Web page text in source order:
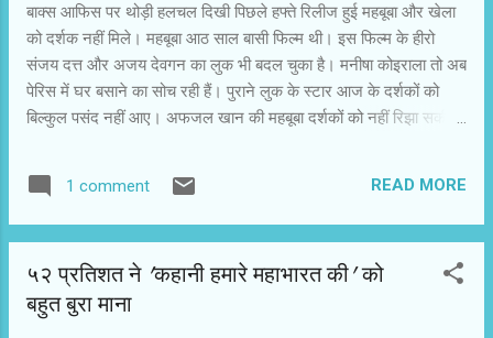
विशेषताओं पर भी पर्याप्त चर्चा हिंदी फिल्मों के दर्शकों के बीच
नहीं मिलती है। हमने मान लिया है कि वे महान फिल्मकार
थे। हमने उनकी मूर्ति बना दी है और लेखों, बयानों और
टिप्पणियों में उनका नामोल्लेख कर ही इस फिल्मकार को
दर्शकों से जोड़ने की कोशिश की इतिश्री समझ लेते हैं।...
बाक्स आफिस पर थोड़ी हलचल दिखी पिछले हफ्ते रिलीज हुई महबूबा और खेला
को दर्शक नहीं मिले। महबूबा आठ साल बासी फिल्म थी। इस फिल्म के हीरो
संजय दत्त और अजय देवगन का लुक भी बदल चुका है। मनीषा कोइराला तो अब
पेरिस में घर बसाने का सोच रही हैं। पुराने लुक के स्टार आज के दर्शकों को
बिल्कुल पसंद नहीं आए। अफजल खान की महबूबा दर्शकों को नहीं रिझा सकी।
उसके लिए दर्शकों की भीड़ उमड़ेगी। पहले की फिल्मों में लव स्टोरी 2050 के
दर्शक नहीं बढ़े। फिल्म के प्रति समीक्षकों और आम दर्शकों की प्रतिक्रिया
उतर गया। हैरी बावेजा इस महत्वाकांक्षी फिल्म में असफल रहे। दूसरी तरफ
जाने तू या जाने ना तेजी से बड़ी हिट होने की तरफ बढ़ रही है। माना जा रहा है
1 comment READ MORE
५२ प्रतिशत ने 'कहानी हमारे महाभारत की' को
बहुत बुरा माना